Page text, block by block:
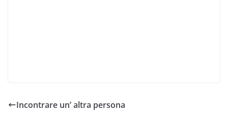
Incontrare un’ altra persona